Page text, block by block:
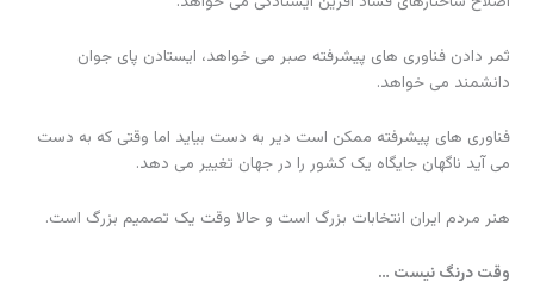
ثمر دادن فناوری های پیشرفته صبر می خواهد، ایستادن پای جوان
دانشمند می خواهد.
فناوری های پیشرفته ممکن است دیر به دست بیاید اما وقتی که به دست
می آید ناگهان جایگاه یک کشور را در جهان تغییر می دهد.
هنر مردم ایران انتخابات بزرگ است و حالا وقت یک تصمیم بزرگ است.
وقت درنگ نیست …